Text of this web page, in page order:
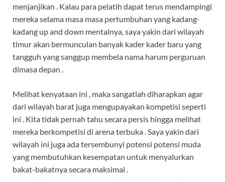
menjanjikan . Kalau para pelatih dapat terus mendampingi
mereka selama masa masa pertumbuhan yang kadang-
kadang up and down mentalnya, saya yakin dari wilayah
timur akan bermunculan banyak kader kader baru yang
tangguh yang sanggup membela nama harum perguruan
dimasa depan .
Melihat kenyataan ini , maka sangatlah diharapkan agar
dari wilayah barat juga mengupayakan kompetisi seperti
ini . Kita tidak pernah tahu secara persis hingga melihat
mereka berkompetisi di arena terbuka . Saya yakin dari
wilayah ini juga ada tersembunyi potensi potensi muda
yang membutuhkan kesempatan untuk menyalurkan
bakat-bakatnya secara maksimal .